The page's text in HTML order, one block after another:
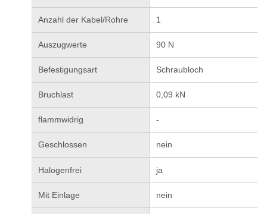
Anzahl der Kabel/Rohre 1
Auszugwerte 90 N
Befestigungsart Schraubloch
Bruchlast 0,09 kN
flammwidrig -
Geschlossen nein
Halogenfrei ja
Mit Einlage nein